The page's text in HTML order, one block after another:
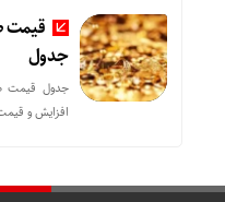
جدول
جدول قیمت
افزایش و